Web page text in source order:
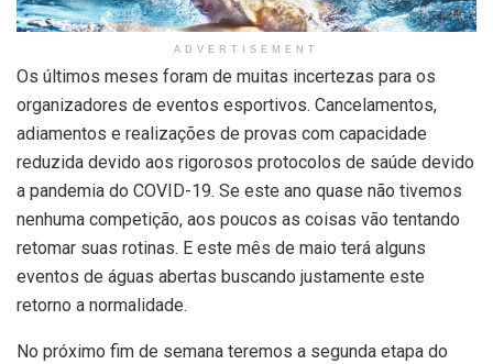
ADVERTISEMENT
Os últimos meses foram de muitas incertezas para os
organizadores de eventos esportivos. Cancelamentos,
adiamentos e realizações de provas com capacidade
reduzida devido aos rigorosos protocolos de saúde devido
a pandemia do COVID-19. Se este ano quase não tivemos
nenhuma competição, aos poucos as coisas vão tentando
retomar suas rotinas. E este mês de maio terá alguns
eventos de águas abertas buscando justamente este
retorno a normalidade.
No próximo fim de semana teremos a segunda etapa do